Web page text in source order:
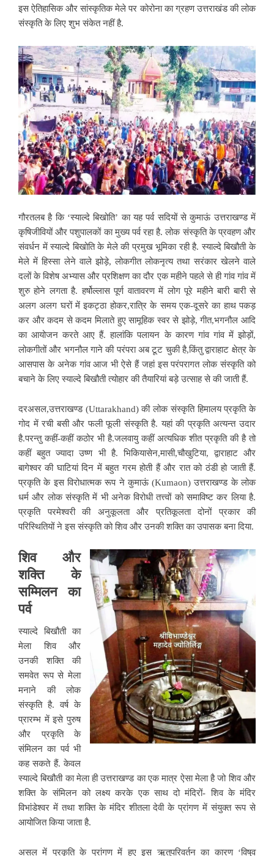
इस ऐतिहासिक और सांस्कृतिक मेले पर कोरोना का ग्रहण उत्तराखंड की लोक
संस्कृति के लिए शुभ संकेत नहीं है.
गौरतलब है कि ‘स्याल्दे बिखोति’ का यह पर्व सदियों से कुमाऊं उत्तराखण्ड में
कृषिजीवियों और पशुपालकों का मुख्य पर्व रहा है. लोक संस्कृति के प्रवहण और
संवर्धन में स्याल्दे बिखोति के मेले की प्रमुख भूमिका रही है. स्याल्दे बिखौती के
मेले में हिस्सा लेने वाले झोड़े, लोकगीत लोकनृत्य तथा सरंकार खेलने वाले
दलों के विशेष अभ्यासऔर प्रशिक्षण का दौर एक महीने पहले से ही गांव गांव में
शुरु होने लगता है. हर्षोल्लास पूर्ण वातावरण में लोग पूरे महीने बारी बारी से
अलग अलग घरों में इकट्ठा होकर,रात्रि के समय एक-दूसरे का हाथ पकड़
कर और कदम से कदम मिलाते हुए सामूहिक स्वर से झोड़े, गीत,भगनौल आदि
का आयोजन करते आए हैं. हालांकि पलायन के कारण गांव गांव में झोड़ों,
लोकगीतों और भगनौल गाने की परंपरा अब टूट चुकी है,किंतु द्वाराहाट क्षेत्र के
आसपास के अनेक गांव आज भी ऐसे हैं जहां इस परंपरागत लोक संस्कृति को
बचाने के लिए स्याल्दे बिखौती त्योहार की तैयारियां बड़े उत्साह से की जाती हैं.
दरअसल,उत्तराखण्ड (Uttarakhand) की लोक संस्कृति हिमालय प्रकृति के
गोद में रची बसी और फली फूली संस्कृति है. यहां की प्रकृति अत्यन्त उदार
है.परन्तु कहीं-कहीं कठोर भी है.जलवायु कहीं अत्यधिक शीत प्रकृति की है तो
कहीं बहुत ज्यादा उष्ण भी है. भिकियासेन,मासी,चौखुटिया, द्वाराहाट और
बागेश्वर की घाटियां दिन में बहुत गरम होती हैंऔर रात को ठंडी हो जाती हैं.
प्रकृति के इस विरोधात्मक रूप ने कुमाऊं (Kumaon) उत्तराखण्ड के लोक
धर्म और लोक संस्कृति में भी अनेक विरोधी तत्त्वों को समाविष्ट कर लिया है.
प्रकृति परमेश्वरी की अनुकूलता और प्रतिकूलता दोनों प्रकार की
परिस्थितियों ने इस संस्कृति को शिव और उनकी शक्ति का उपासक बना दिया.
शिव और
शक्ति के
सम्मिलन का
पर्व
स्याल्दे बिखौती का
मेला शिव और
उनकी शक्ति की
समवेत रूप से मेला
मनाने की लोक
संस्कृति है. वर्ष के
प्रारम्भ में इसे पुरुष
और प्रकृति के
संमिलन का पर्व भी
कह सकते हैं. केवल
स्याल्दे बिखौती का मेला ही उत्तराखण्ड का एक मात्र ऐसा मेला है जो शिव और
शक्ति के संमिलन को लक्ष्य करके एक साथ दो मंदिरों- शिव के मंदिर
विभांडेश्वर में तथा शक्ति के मंदिर शीतला देवी के प्रांगण में संयुक्त रूप से
आयोजित किया जाता है.
असल में प्रकृति के प्रांगण में हुए इस ऋतुपरिवर्तन का कारण ‘विषुव